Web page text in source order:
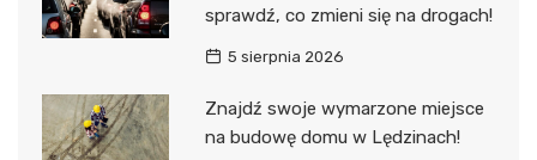
sprawdź, co zmieni się na drogach!
5 sierpnia 2026
Znajdź swoje wymarzone miejsce
na budowę domu w Lędzinach!